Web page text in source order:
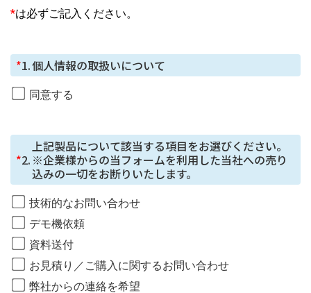
す。
ご本⼈の同意がある場合または法令に基づく場合を除
ん。
個⼈情報の取り扱いを外部に委託する場合は、当社が規
定する個⼈情報管理基準を満たす企業を選定して委託を
⾏い、適切な取り扱いが⾏われるよう監督します。
取得した個⼈情報の開⽰等に応じる問合せ窓⼝
本⼈からの請求等により、当社が本件により取得した個
⼈情報の利⽤⽬的の通知・開⽰・内容の訂正・追加また
は削除・利⽤の停⽌・消去または第三者への提供の停
⽌、第三者提供記録の開⽰（「開⽰等」といいます。）
*は必ずご記入ください。
*1.個人情報の取扱いについて
同意する
*2.
上記製品について該当する項目をお選びください。
※企業様からの当フォームを利用した当社への売り
込みの一切をお断りいたします。
技術的なお問い合わせ
デモ機依頼
資料送付
お見積り／ご購入に関するお問い合わせ
弊社からの連絡を希望